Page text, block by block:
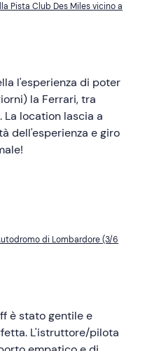
Pista Club Des Miles vicino a
l'esperienza di poter
la Ferrari, tra
location lascia a
dell'esperienza e giro
di Lombardore (3/6
è stato gentile e
L'istruttore/pilota